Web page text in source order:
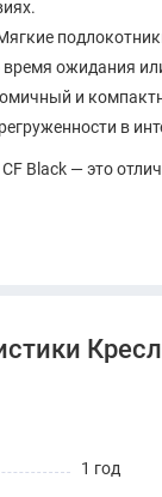
ожидания
и
в
CF Black — это
1 год